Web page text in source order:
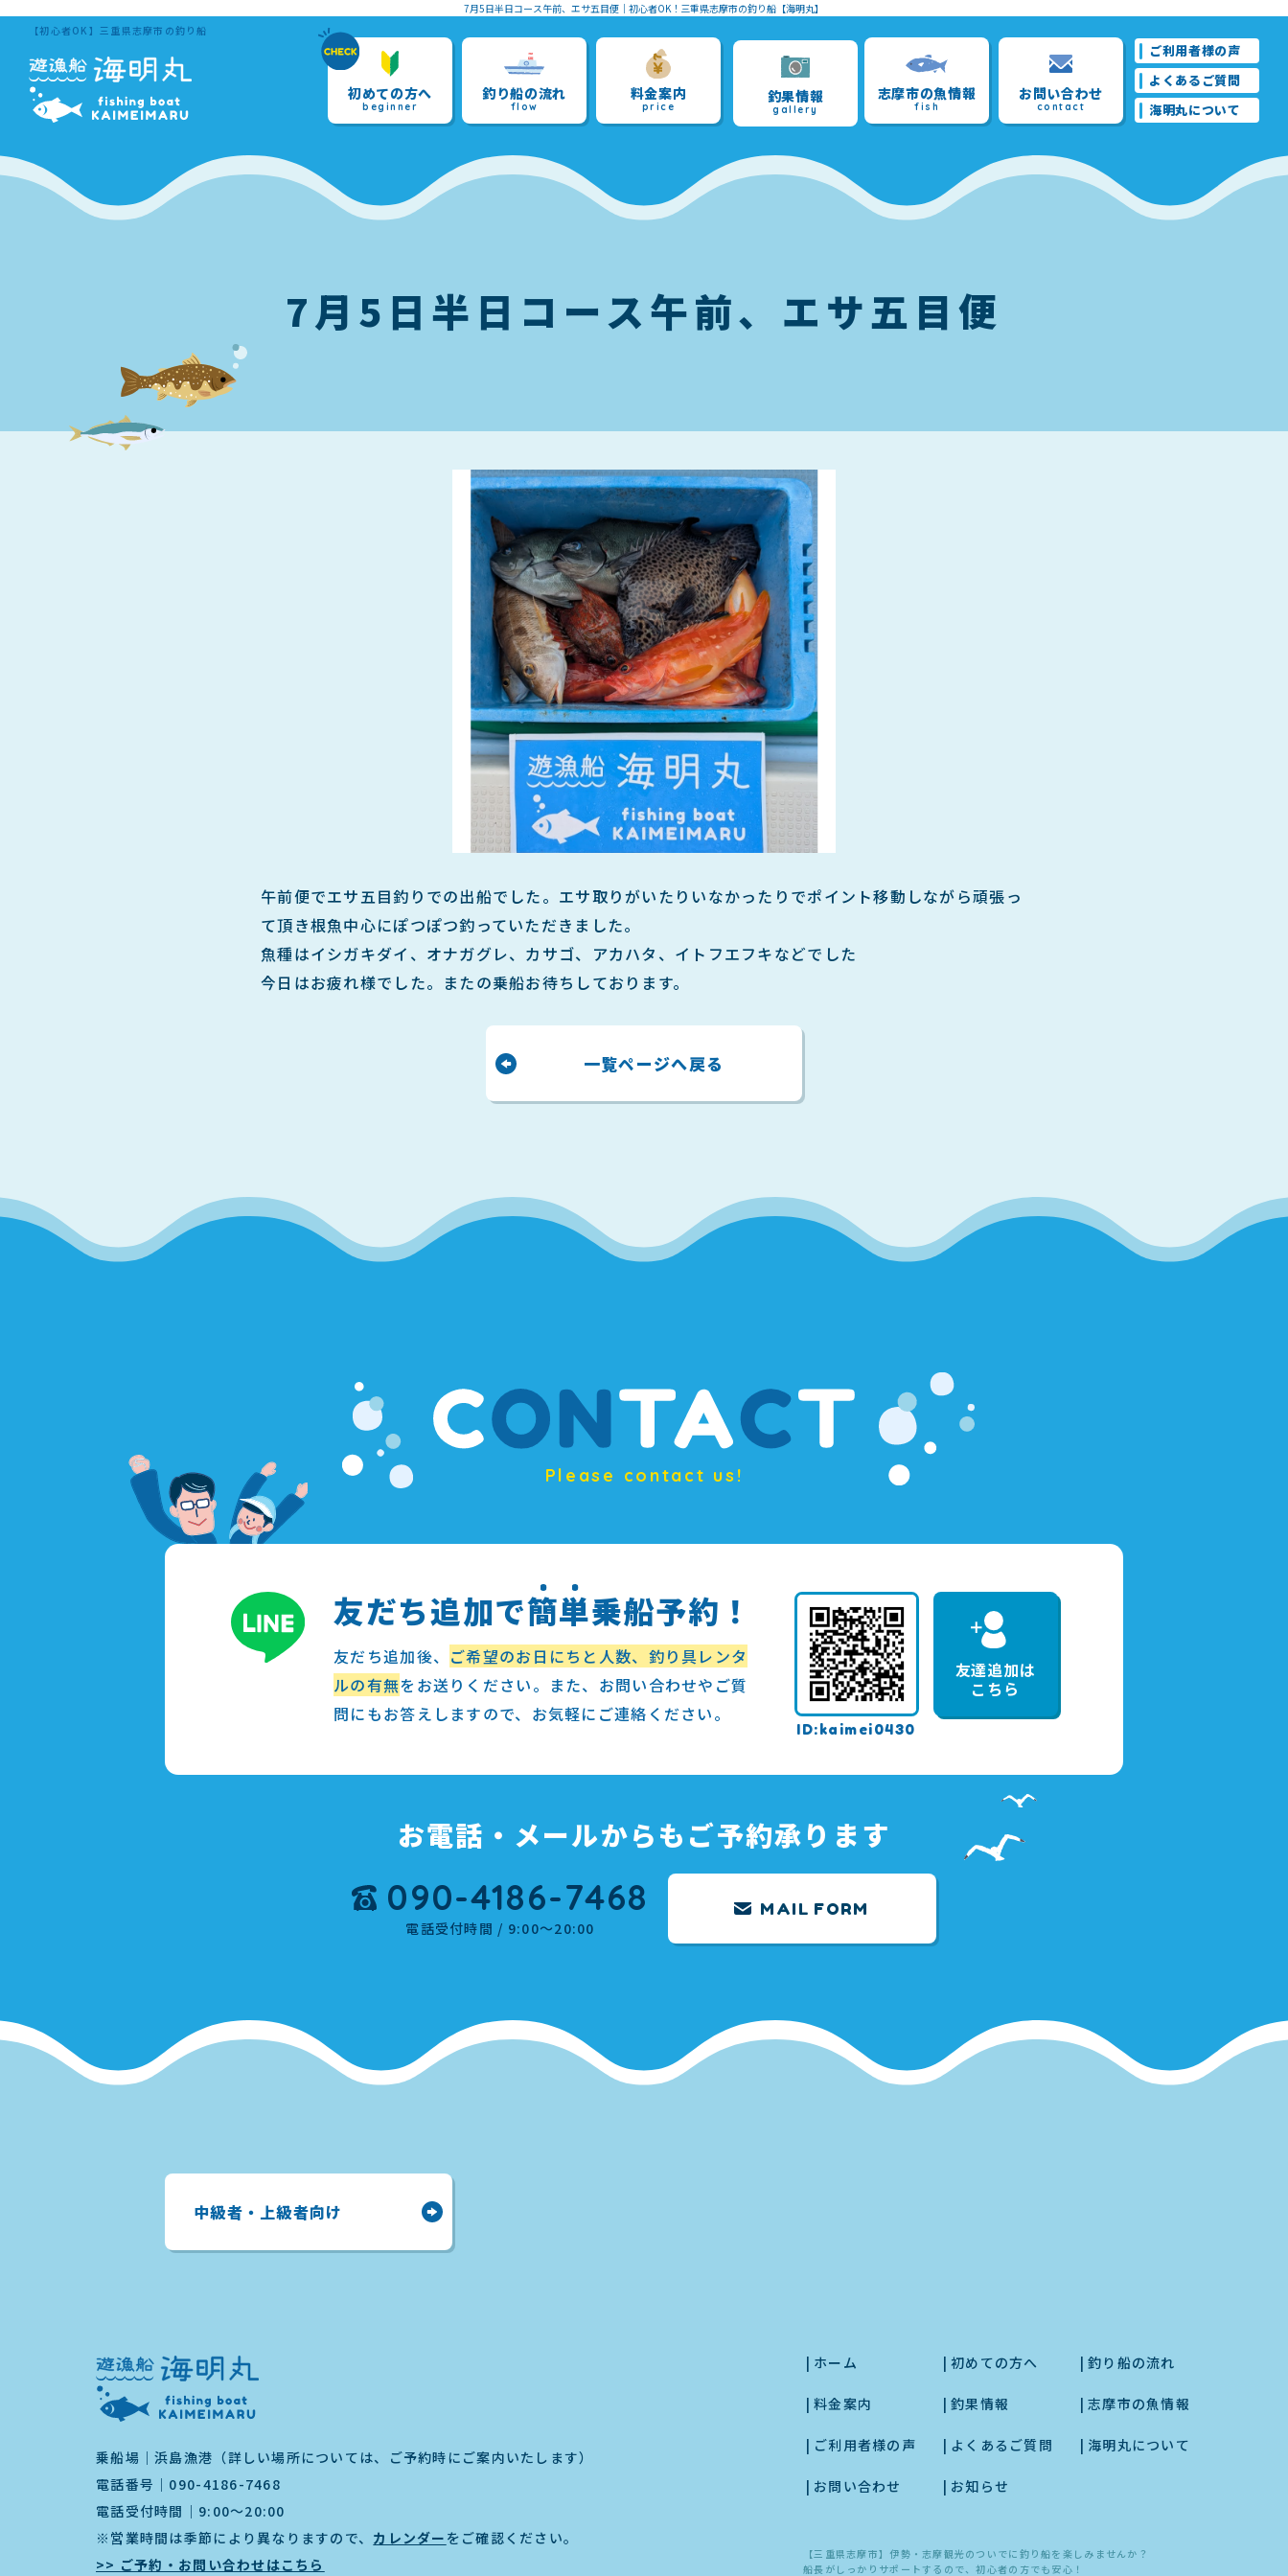
7月5日半日コース午前、エサ五目便 ｜初心者OK！三重県志摩市の釣り船【海明丸】
【初心者OK】三重県志摩市の釣り船
初めての方へ
beginner
釣り船の流れ
flow
料金案内
price
釣果情報
gallery
志摩市の魚情報
fish
お問い合わせ
contact
ご利用者様の声
よくあるご質問
海明丸について
7月5日半日コース午前、エサ五目便
午前便でエサ五目釣りでの出船でした。エサ取りがいたりいなかったりでポイント移動しながら頑張っ
て頂き根魚中心にぽつぽつ釣っていただきました。
魚種はイシガキダイ、オナガグレ、カサゴ、アカハタ、イトフエフキなどでした
今日はお疲れ様でした。またの乗船お待ちしております。
一覧ページへ戻る
Please contact us!
友だち追加で簡単乗船予約！
友だち追加後、 ご希望のお日にちと人数、釣り具レンタ
ルの有無をお送りください。また、お問い合わせやご質
問にもお答えしますので、お気軽にご連絡ください。
kaimei0430
友達追加は
こちら
お電話・メールからもご予約承ります
090-4186-7468
電話受付時間 / 9:00～20:00
MAIL FORM
中級者・上級者向け
乗船場｜浜島漁港（詳しい場所については、ご予約時にご案内いたします）
電話番号｜ 090-4186-7468
電話受付時間｜9:00～20:00
※営業時間は季節により異なりますので、 カレンダー をご確認ください。
>> ご予約・お問い合わせはこちら
ホーム 初めての方へ 釣り船の流れ
料金案内 釣果情報 志摩市の魚情報
ご利用者様の声 よくあるご質問 海明丸について
お問い合わせ お知らせ
【三重県志摩市】伊勢・志摩観光のついでに釣り船を楽しみませんか？
船長がしっかりサポートするので、初心者の方でも安心！